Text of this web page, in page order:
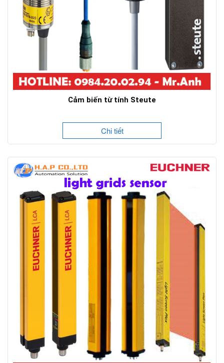
Cảm biến từ tính Steute
Chi tiết